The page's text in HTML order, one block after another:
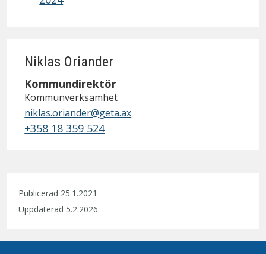
Niklas Oriander
Kommundirektör
Kommunverksamhet
niklas.oriander@geta.ax
+358 18 359 524
Publicerad 25.1.2021
Uppdaterad 5.2.2026